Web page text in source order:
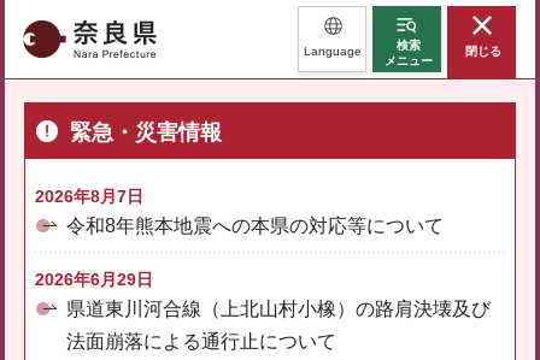
奈良県 Language
検索
メニュー
閉じる
緊急・災害情報
2026年8月7日
令和8年熊本地震への本県の対応等について
2026年6月29日
県道東川河合線（上北山村小橡）の路肩決壊及び
法面崩落による通行止について